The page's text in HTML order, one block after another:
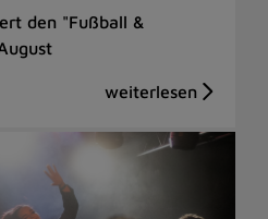
den "Fußball &